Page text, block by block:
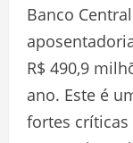
Banco
R$ 490,9
ano. Este é
fortes